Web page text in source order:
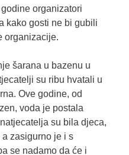
organizatori
kako gosti ne bi gubili
organizacije.
šarana u bazenu u
su ribu hvatali u
Ove godine, od
voda je postala
su bila djeca,
zasigurno je i s
se nadamo da će i